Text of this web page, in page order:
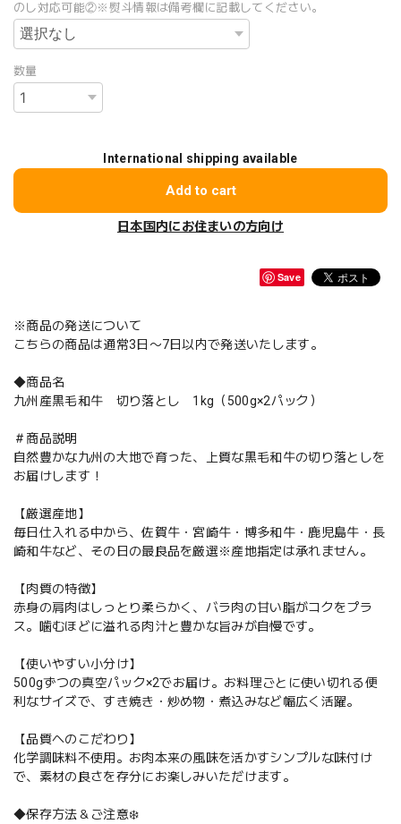
のし対応可能②※熨斗情報は備考欄に記載してください。
数量
International shipping available
Add to cart
日本国内にお住まいの方向け
Save
※商品の発送について
こちらの商品は通常3日〜7日以内で発送いたします。
◆商品名
九州産黒毛和牛 切り落とし 1kg（500g×2パック）
＃商品説明
自然豊かな九州の大地で育った、上質な黒毛和牛の切り落としを
お届けします！
【厳選産地】
毎日仕入れる中から、佐賀牛・宮崎牛・博多和牛・鹿児島牛・長
崎和牛など、その日の最良品を厳選※産地指定は承れません。
【肉質の特徴】
赤身の肩肉はしっとり柔らかく、バラ肉の甘い脂がコクをプラ
ス。噛むほどに溢れる肉汁と豊かな旨みが自慢です。
【使いやすい小分け】
500gずつの真空パック×2でお届け。お料理ごとに使い切れる便
利なサイズで、すき焼き・炒め物・煮込みなど幅広く活躍。
【品質へのこだわり】
化学調味料不使用。お肉本来の風味を活かすシンプルな味付け
で、素材の良さを存分にお楽しみいただけます。
◆保存方法＆ご注意❄️